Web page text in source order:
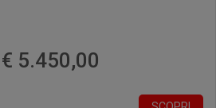
€ 5.450,00